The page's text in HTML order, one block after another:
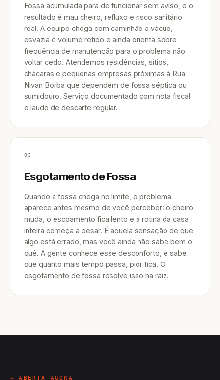
Fossa acumulada para de funcionar sem aviso, e o
resultado é mau cheiro, refluxo e risco sanitário
real. A equipe chega com caminhão a vácuo,
esvazia o volume retido e ainda orienta sobre
frequência de manutenção para o problema não
voltar cedo. Atendemos residências, sítios,
chácaras e pequenas empresas próximas à Rua
Nivan Borba que dependem de fossa séptica ou
sumidouro. Serviço documentado com nota fiscal
e laudo de descarte regular.
03
Esgotamento de Fossa
Quando a fossa chega no limite, o problema
aparece antes mesmo de você perceber: o cheiro
muda, o escoamento fica lento e a rotina da casa
inteira começa a pesar. É aquela sensação de que
algo está errado, mas você ainda não sabe bem o
quê. A gente conhece esse desconforto, e sabe
que quanto mais tempo passa, pior fica. O
esgotamento de fossa resolve isso na raiz.
→ ABERTA AGORA